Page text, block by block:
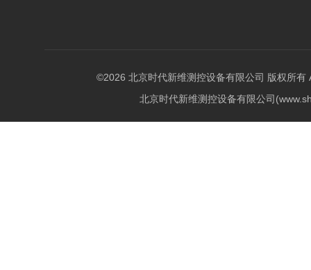
©2026 北京时代新维测控设备有限公司 版权所有
北京时代新维测控设备有限公司